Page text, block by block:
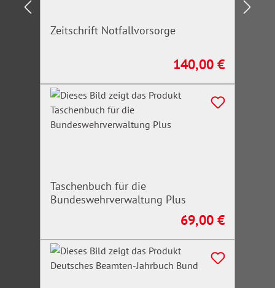
Zeitschrift Notfallvorsorge
Regulärer Preis:
140,00 €
Taschenbuch für die
Bundeswehrverwaltung Plus
Regulärer Preis:
69,00 €